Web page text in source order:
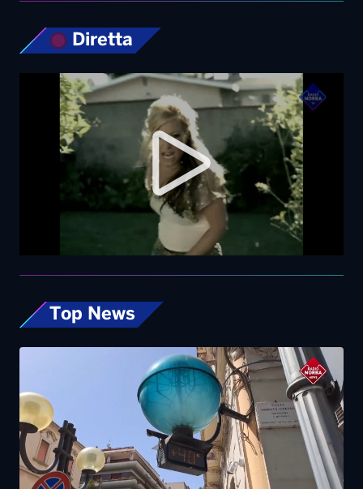
Diretta
Top News